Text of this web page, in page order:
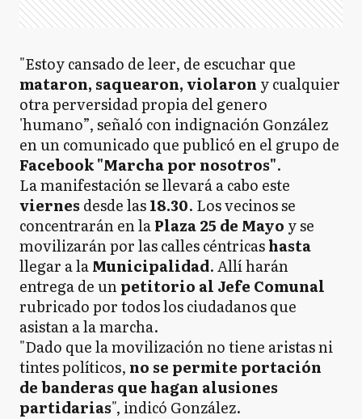
"Estoy cansado de leer, de escuchar que
mataron, saquearon, violaron y cualquier
otra perversidad propia del genero
'humano”, señaló con indignación González
en un comunicado que publicó en el grupo de
Facebook "Marcha por nosotros".
La manifestación se llevará a cabo este
viernes desde las18.30. Los vecinos se
concentrarán en laPlaza 25 de Mayo y se
movilizarán por las calles céntricashasta
llegar a laMunicipalidad. Allí harán
entrega de unpetitorio al Jefe Comunal
rubricado por todos los ciudadanos que
asistan a la marcha.
"Dado que la movilización no tiene aristas ni
tintes políticos, no se permite portación
de banderas que hagan alusiones
partidarias", indicó González.